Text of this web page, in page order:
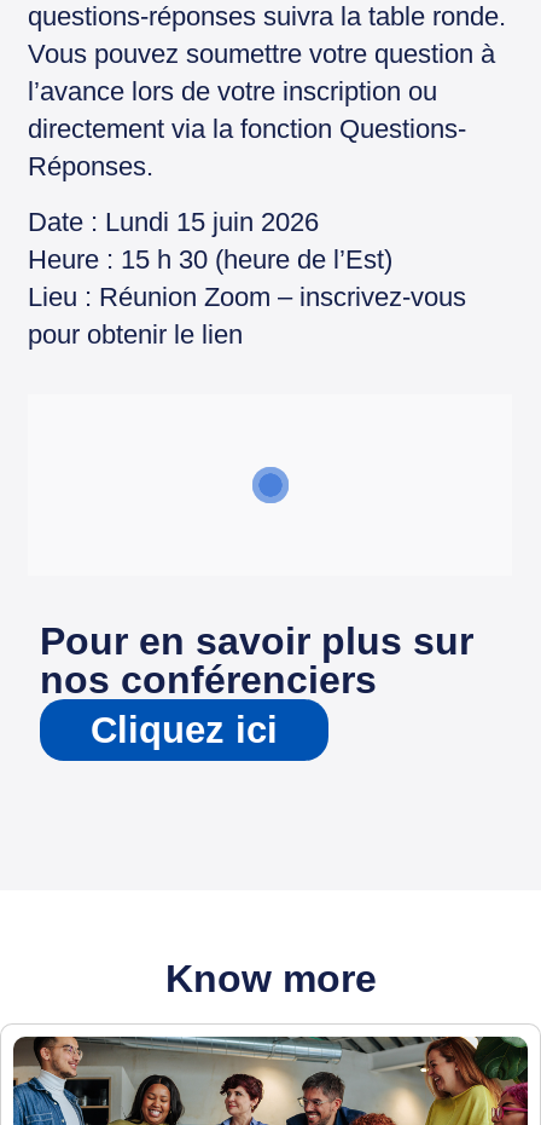
questions-réponses suivra la table ronde.
Vous pouvez soumettre votre question à
l’avance lors de votre inscription ou
directement via la fonction Questions-
Réponses.
Date : Lundi 15 juin 2026
Heure : 15 h 30 (heure de l’Est)
Lieu : Réunion Zoom – inscrivez-vous
pour obtenir le lien
Pour en savoir plus sur
nos conférenciers
Cliquez ici
Know more